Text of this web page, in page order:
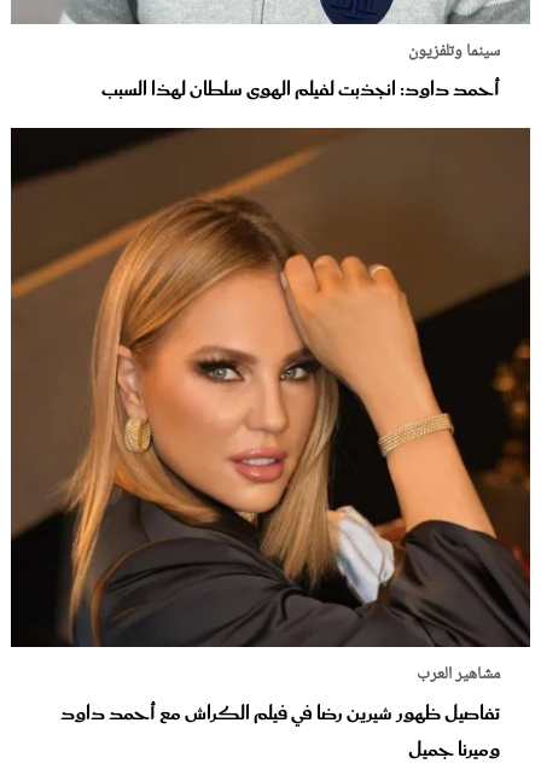
سينما وتلفزيون
أحمد داود: انجذبت لفيلم الهوى سلطان لهذا السبب
مشاهير العرب
تفاصيل ظهور شيرين رضا في فيلم الكراش مع أحمد داود
وميرنا جميل